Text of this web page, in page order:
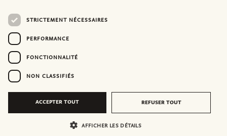
STRICTEMENT NÉCESSAIRES
PERFORMANCE
FONCTIONNALITÉ
NON CLASSIFIÉS
ACCEPTER TOUT REFUSER TOUT
AFFICHER LES DÉTAILS